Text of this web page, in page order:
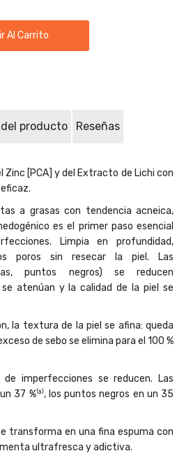
Al Carrito
producto Reseñas
Zinc [PCA] y del Extracto de Lichi con
a grasas con tendencia acneica,
es el primer paso esencial
Limpia en profundidad,
poros sin resecar la piel. Las
puntos negros) se reducen
atenúan y la calidad de la piel se
la textura de la piel se afina: queda
de sebo se elimina para el 100 %
imperfecciones se reducen. Las
37 %⁽³⁾, los puntos negros en un 35
transforma en una fina espuma con
ultrafresca y adictiva.